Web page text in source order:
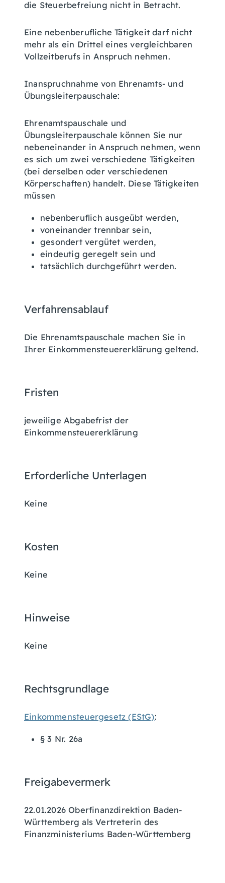
die Steuerbefreiung nicht in Betracht.
Eine nebenberufliche Tätigkeit darf nicht
mehr als ein Drittel eines vergleichbaren
Vollzeitberufs in Anspruch nehmen.
Inanspruchnahme von Ehrenamts- und
Übungsleiterpauschale:
Ehrenamtspauschale und
Übungsleiterpauschale können Sie nur
nebeneinander in Anspruch nehmen, wenn
es sich um zwei verschiedene Tätigkeiten
(bei derselben oder verschiedenen
Körperschaften) handelt. Diese Tätigkeiten
müssen
nebenberuflich ausgeübt werden,
voneinander trennbar sein,
gesondert vergütet werden,
eindeutig geregelt sein und
tatsächlich durchgeführt werden.
Verfahrensablauf
Die Ehrenamtspauschale machen Sie in
Ihrer Einkommensteuererklärung geltend.
Fristen
jeweilige Abgabefrist der
Einkommensteuererklärung
Erforderliche Unterlagen
Keine
Kosten
Keine
Hinweise
Keine
Rechtsgrundlage
Einkommensteuergesetz (EStG):
§ 3 Nr. 26a
Freigabevermerk
22.01.2026Oberfinanzdirektion Baden-
Württemberg als Vertreterin des
Finanzministeriums Baden-Württemberg